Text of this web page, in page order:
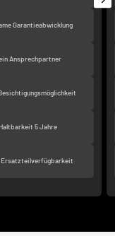
Garantieabwicklung
Ansprechpartner
5 Jahre
Ersatzteilverfügbarkeit